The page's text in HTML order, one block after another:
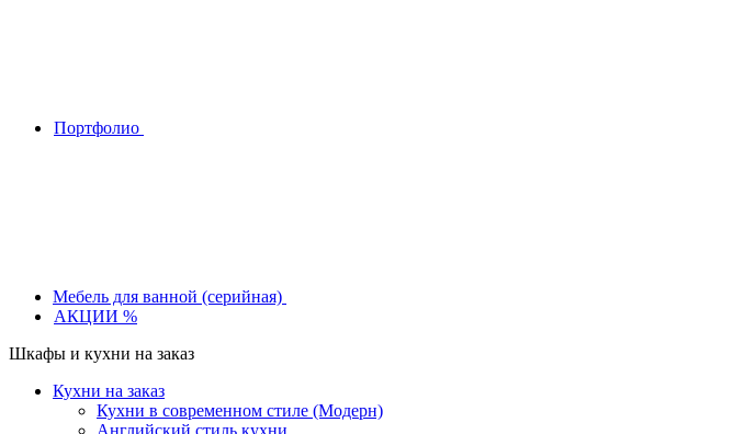
Портфолио
Мебель для ванной (серийная)
АКЦИИ %
Шкафы и кухни на заказ
Кухни на заказ
Кухни в современном стиле (Модерн)
Английский стиль кухни